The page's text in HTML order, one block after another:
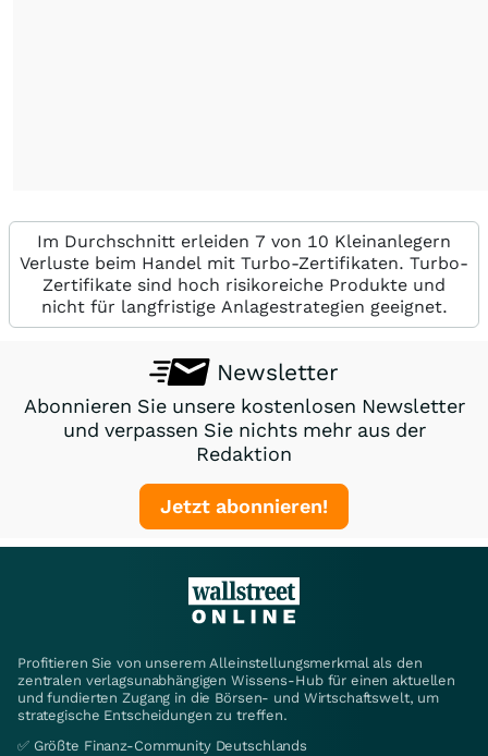
Im Durchschnitt erleiden 7 von 10 Kleinanlegern
Verluste beim Handel mit Turbo-Zertifikaten. Turbo-
Zertifikate sind hoch risikoreiche Produkte und
nicht für langfristige Anlagestrategien geeignet.
Newsletter
Abonnieren Sie unsere kostenlosen Newsletter
und verpassen Sie nichts mehr aus der
Redaktion
Jetzt abonnieren!
Profitieren Sie von unserem Alleinstellungsmerkmal als den
zentralen verlagsunabhängigen Wissens-Hub für einen aktuellen
und fundierten Zugang in die Börsen- und Wirtschaftswelt, um
strategische Entscheidungen zu treffen.
✅ Größte Finanz-Community Deutschlands